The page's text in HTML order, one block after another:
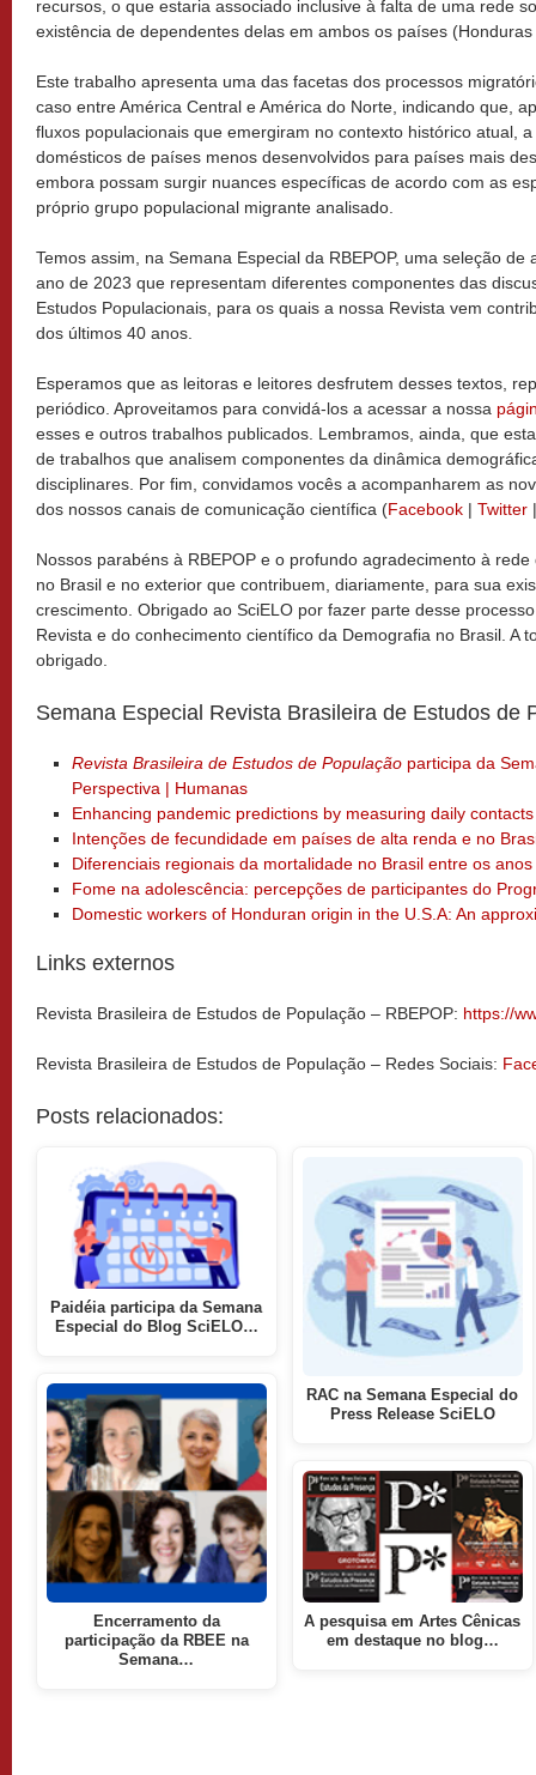
recursos, o que estaria associado inclusive à falta de uma rede
existência de dependentes delas em ambos os países
Este trabalho apresenta uma das facetas dos processos
caso entre América Central e América do Norte, indicando que,
fluxos populacionais que emergiram no contexto histórico atual,
domésticos de países menos desenvolvidos para países mais
embora possam surgir nuances específicas de acordo com as
próprio grupo populacional migrante analisado.
Temos assim, na Semana Especial da RBEPOP, uma seleção
ano de 2023 que representam diferentes componentes das
Estudos Populacionais, para os quais a nossa Revista vem
dos últimos 40 anos.
Esperamos que as leitoras e leitores desfrutem desses textos,
periódico. Aproveitamos para convidá-los a acessar a nossa
esses e outros trabalhos publicados. Lembramos, ainda, que
de trabalhos que analisem componentes da dinâmica
disciplinares. Por fim, convidamos vocês a acompanharem as
dos nossos canais de comunicação científica (Facebook | Twitter
Nossos parabéns à RBEPOP e o profundo agradecimento à
no Brasil e no exterior que contribuem, diariamente, para sua
crescimento. Obrigado ao SciELO por fazer parte desse
Revista e do conhecimento científico da Demografia no Brasil. A
obrigado.
Semana Especial Revista Brasileira de Estudos de
Revista Brasileira de Estudos de População participa da
Perspectiva | Humanas
Enhancing pandemic predictions by measuring daily contacts
Intenções de fecundidade em países de alta renda e no
Diferenciais regionais da mortalidade no Brasil entre os
Fome na adolescência: percepções de participantes do
Domestic workers of Honduran origin in the U.S.A: An
Links externos
Revista Brasileira de Estudos de População – RBEPOP: https://
Revista Brasileira de Estudos de População – Redes Sociais:
Posts relacionados:
Paidéia participa da Semana
Especial do Blog SciELO…
Encerramento da
participação da RBEE na
Semana…
RAC na Semana Especial do
Press Release SciELO
A pesquisa em Artes Cênicas
em destaque no blog…